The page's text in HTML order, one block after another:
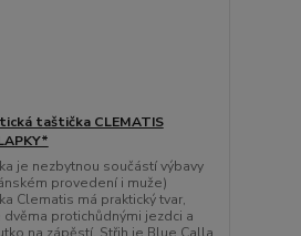
taštička CLEMATIS
je nezbytnou součástí výbavy
provedení i muže)
Clematis má praktický tvar,
dvěma protichůdnými jezdci a